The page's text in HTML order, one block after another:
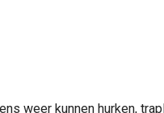
weer kunnen hurken,